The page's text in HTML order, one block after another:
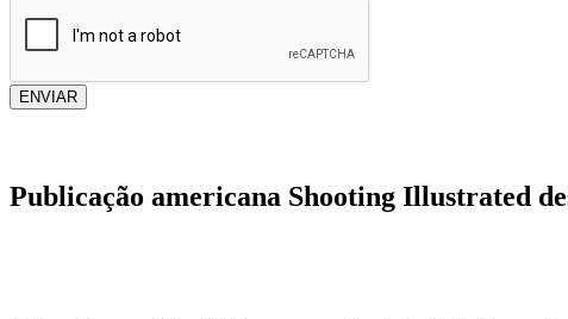
ENVIAR
Publicação americana Shooting Illustrated